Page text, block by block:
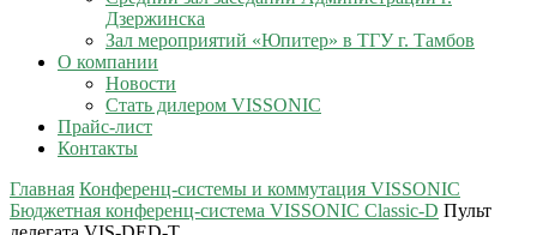
Дзержинска
Зал мероприятий «Юпитер» в ТГУ г. Тамбов
О компании
Новости
Стать дилером VISSONIC
Прайс-лист
Контакты
Главная Конференц-системы и коммутация VISSONIC
Бюджетная конференц-система VISSONIC Classic-D Пульт